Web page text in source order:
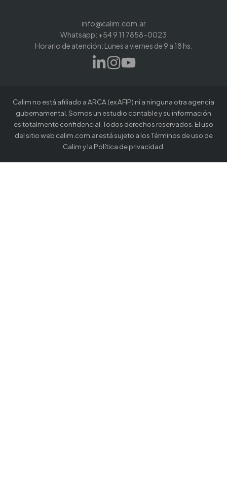
info@calim.com.ar
Whatsapp: +54 9 11 7858-0023
Horario de atención: Lunes a viernes de 9 a 18 hs.
Calim no está afiliado a ARCA (ex AFIP) ni a ninguna otra agencia
gubernamental. Somos un estudio contable y su información
es totalmente confidencial. Todos derechos reservados. El uso
del sitio web calim.com.ar está sujeto a los Términos de uso de
Calim y la Política de privacidad.